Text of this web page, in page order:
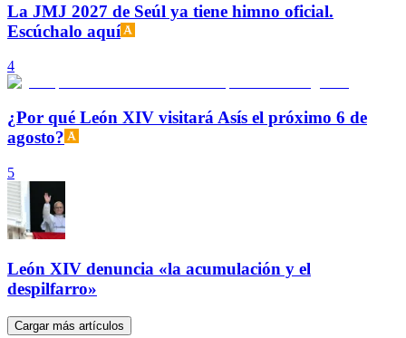
La JMJ 2027 de Seúl ya tiene himno oficial.
Escúchalo aquí
4
¿Por qué León XIV visitará Asís el próximo 6 de
agosto?
5
León XIV denuncia «la acumulación y el
despilfarro»
Cargar más artículos